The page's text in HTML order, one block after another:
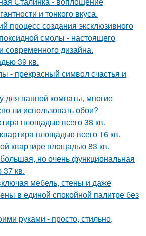
и тонкого вкуса.
процесс создания эксклюзивного
смолы - настоящего
современного дизайна.
39 кв.
- прекрасный символ счастья и
для ванной комнаты, многие
ли использовать обои?
площадью всего 38 кв.
площадью всего 16 кв.
квартире площадью 83 кв.
но очень функциональная
кв.
мебель, стены и даже
в единой спокойной палитре без
руками - просто, стильно,